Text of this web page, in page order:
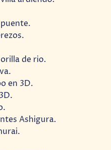
de rio.
en 3D.
Ashigura.